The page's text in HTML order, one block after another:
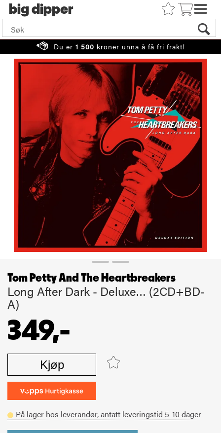
big
Du er 1 500 kroner unna å få fri frakt!
Tom Petty And The Heartbreakers
Long After Dark - Deluxe… (2CD+BD-
A)
349,-
Kjøp
På lager hos leverandør,antatt leveringstid 5-10 dager